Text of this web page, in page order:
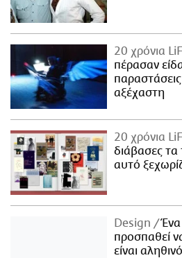
20 χρόνια
πέρασαν
αξέχαστη
20 χρόνια
διάβασες τα
αυτό
Design
Ένα
προσπαθεί να
είναι αληθινό